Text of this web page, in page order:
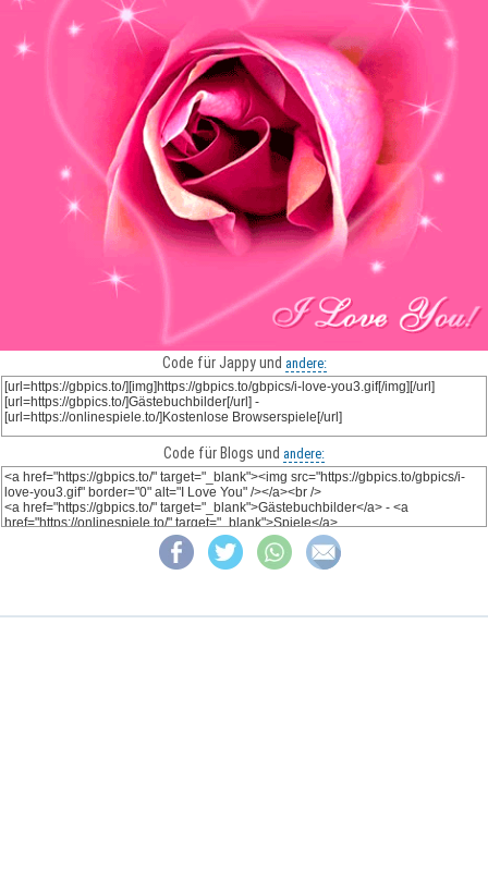
Code für Jappy und andere:
Code für Blogs und andere: